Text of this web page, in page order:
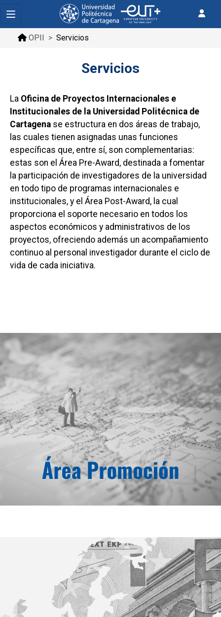
OPII Servicios
Servicios
La Oficina de Proyectos Internacionales e
Institucionales de la Universidad Politécnica de
Cartagena se estructura en dos áreas de trabajo,
las cuales tienen asignadas unas funciones
específicas que, entre sí, son complementarias:
estas son el Área Pre-Award, destinada a fomentar
la participación de investigadores de la universidad
en todo tipo de programas internacionales e
institucionales, y el Área Post-Award, la cual
proporciona el soporte necesario en todos los
aspectos económicos y administrativos de los
proyectos, ofreciendo además un acompañamiento
continuo al personal investigador durante el ciclo de
vida de cada iniciativa.